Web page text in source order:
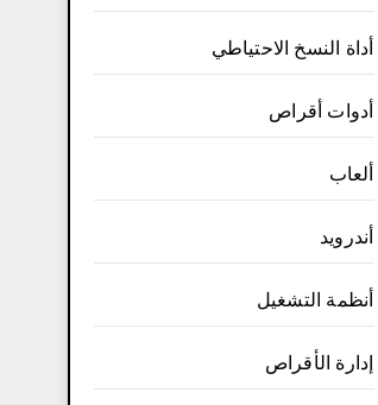
أداة النسخ الاحتياطي
أدوات أقراص
ألعاب
أندرويد
أنظمة التشغيل
إدارة الأقراص